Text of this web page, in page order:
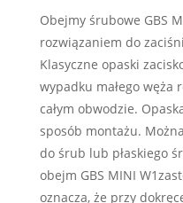
Obejmy śrubowe GBS
rozwiązaniem do
Klasyczne opaski
wypadku małego węża
całym obwodzie.
sposób montażu.
do śrub lub płaskiego
obejm GBS MINI
oznacza, że przy